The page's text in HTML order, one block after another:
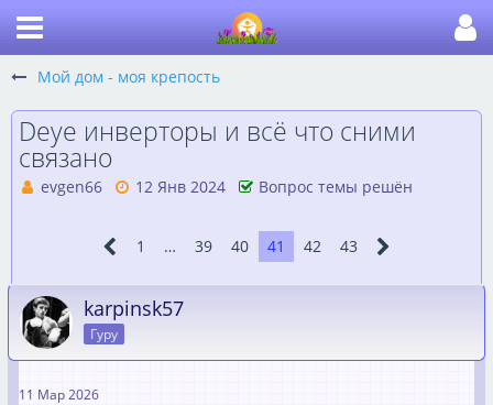
Мой дом - моя крепость
Deye инверторы и всё что сними
связано
evgen66 12 Янв 2024 Вопрос темы решён
1 … 39 40 41 42 43
karpinsk57
Гуру
11 Мар 2026